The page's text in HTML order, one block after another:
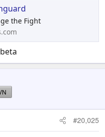
the Fight
#20,025